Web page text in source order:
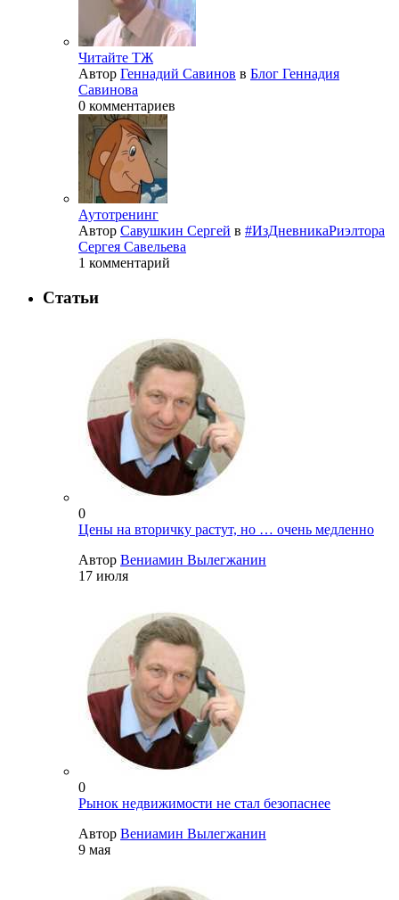
Читайте ТЖ
Автор Геннадий Савинов в Блог Геннадия
Савинова
0 комментариев
Аутотренинг
Автор Савушкин Сергей в #ИзДневникаРиэлтора
Сергея Савельева
1 комментарий
Статьи
0
Цены на вторичку растут, но … очень медленно
Автор Вениамин Вылегжанин
17 июля
0
Рынок недвижимости не стал безопаснее
Автор Вениамин Вылегжанин
9 мая